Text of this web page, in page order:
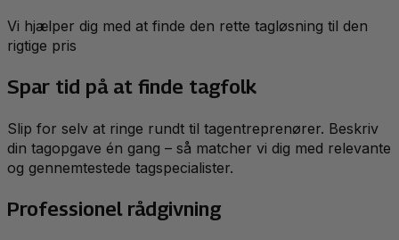
Vi hjælper dig med at finde den rette tagløsning til den
rigtige pris
Spar tid på at finde tagfolk
Slip for selv at ringe rundt til tagentreprenører. Beskriv
din tagopgave én gang – så matcher vi dig med relevante
og gennemtestede tagspecialister.
Professionel rådgivning